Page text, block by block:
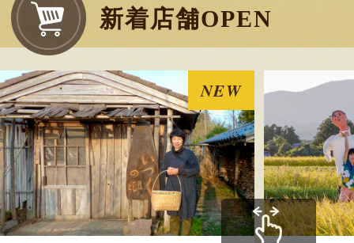
新着店舗OPEN
NEW